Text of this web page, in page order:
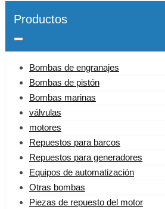
Productos
Bombas de engranajes
Bombas de pistón
Bombas marinas
válvulas
motores
Repuestos para barcos
Repuestos para generadores
Equipos de automatización
Otras bombas
Piezas de repuesto del motor